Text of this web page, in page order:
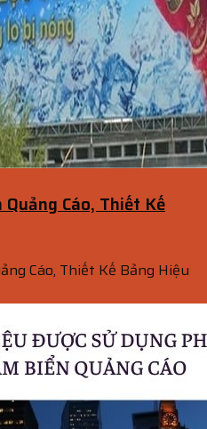
Cáo, Thiết Kế
Cáo, Thiết Kế Bảng Hiệu